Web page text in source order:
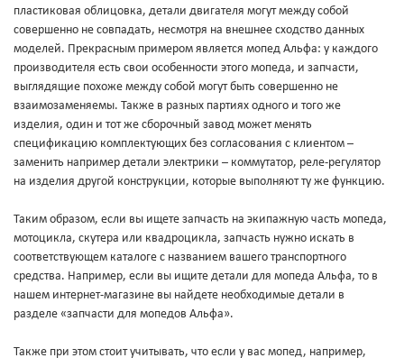
пластиковая облицовка, детали двигателя могут между собой
совершенно не совпадать, несмотря на внешнее сходство данных
моделей. Прекрасным примером является мопед Альфа: у каждого
производителя есть свои особенности этого мопеда, и запчасти,
выглядящие похоже между собой могут быть совершенно не
взаимозаменяемы. Также в разных партиях одного и того же
изделия, один и тот же сборочный завод может менять
спецификацию комплектующих без согласования с клиентом –
заменить например детали электрики – коммутатор, реле-регулятор
на изделия другой конструкции, которые выполняют ту же функцию.
Таким образом, если вы ищете запчасть на экипажную часть мопеда,
мотоцикла, скутера или квадроцикла, запчасть нужно искать в
соответствующем каталоге с названием вашего транспортного
средства. Например, если вы ищите детали для мопеда Альфа, то в
нашем интернет-магазине вы найдете необходимые детали в
разделе «запчасти для мопедов Альфа».
Также при этом стоит учитывать, что если у вас мопед, например,